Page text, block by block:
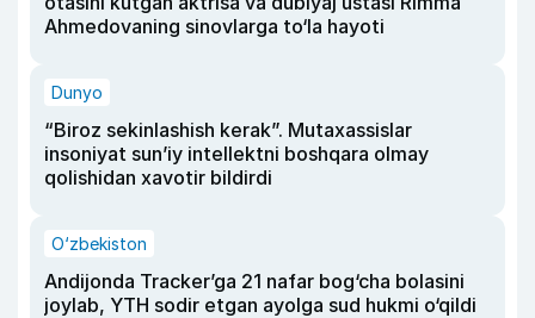
Ahmedovaning sinovlarga to‘la hayoti
Dunyo
“Biroz sekinlashish kerak”. Mutaxassislar
insoniyat sun’iy intellektni boshqara olmay
qolishidan xavotir bildirdi
O‘zbekiston
Andijonda Tracker’ga 21 nafar bog‘cha bolasini
joylab, YTH sodir etgan ayolga sud hukmi o‘qildi